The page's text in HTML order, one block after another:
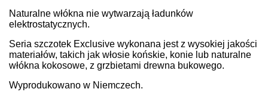
Naturalne włókna nie wytwarzają ładunków
elektrostatycznych.
Seria szczotek Exclusive wykonana jest z wysokiej jakości
materiałów, takich jak włosie końskie, konie lub naturalne
włókna kokosowe, z grzbietami drewna bukowego.
Wyprodukowano w Niemczech.